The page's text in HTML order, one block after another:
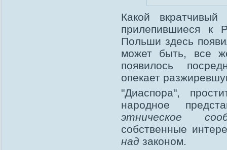
Какой
прилепившиеся к
Польши здесь
может быть, все
появилось
опекает
"Диаспора",
народное
этническое
собственные
над законом.